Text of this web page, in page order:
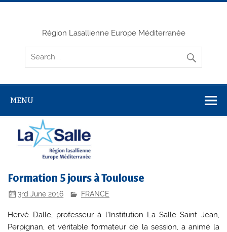
Skip
Région Lasallienne Europe Méditerranée
MENU
Formation 5 jours à Toulouse
3rd June 2016 FRANCE
Hervé Dalle, professeur à l’Institution La Salle Saint Jean,
Perpignan, et véritable formateur de la session, a animé la